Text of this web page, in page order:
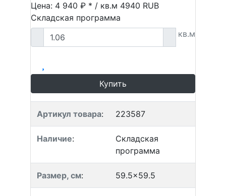
Цена: 4 940 ₽ * / кв.м 4940 RUB
Складская программа
кв.м
Купить
Артикул товара: 223587
Наличие:
Складская
программа
Размер, см: 59.5x59.5